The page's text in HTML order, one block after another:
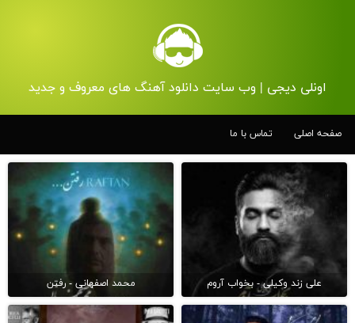
اونلی دیجی | وب سایت دانلود آهنگ های معروف و جدید
صفحه اصلی تماس با ما
علی زند وکیلی - بخواب آروم محمد اصفهانی - رفتن